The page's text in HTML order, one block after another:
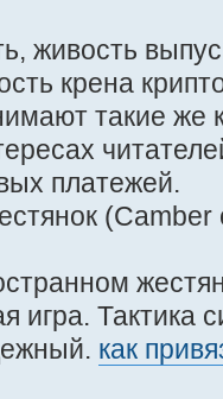
живость
крена
такие же
платежей.
игра. Тактика
как